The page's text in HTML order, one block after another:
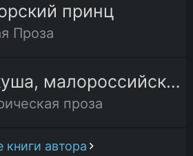
принц
Проза
Гаркуша, малороссийский разбойник
проза
книги автора